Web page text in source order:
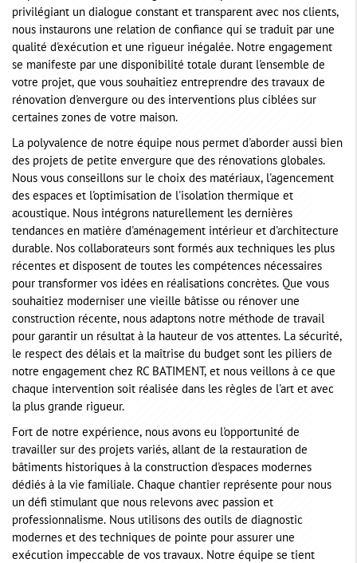
privilégiant un dialogue constant et transparent avec nos clients,
nous instaurons une relation de confiance qui se traduit par une
qualité d'exécution et une rigueur inégalée. Notre engagement
se manifeste par une disponibilité totale durant l'ensemble de
votre projet, que vous souhaitiez entreprendre des travaux de
rénovation d'envergure ou des interventions plus ciblées sur
certaines zones de votre maison.
La polyvalence de notre équipe nous permet d'aborder aussi bien
des projets de petite envergure que des rénovations globales.
Nous vous conseillons sur le choix des matériaux, l'agencement
des espaces et l'optimisation de l'isolation thermique et
acoustique. Nous intégrons naturellement les dernières
tendances en matière d'aménagement intérieur et d'architecture
durable. Nos collaborateurs sont formés aux techniques les plus
récentes et disposent de toutes les compétences nécessaires
pour transformer vos idées en réalisations concrètes. Que vous
souhaitiez moderniser une vieille bâtisse ou rénover une
construction récente, nous adaptons notre méthode de travail
pour garantir un résultat à la hauteur de vos attentes. La sécurité,
le respect des délais et la maîtrise du budget sont les piliers de
notre engagement chez RC BATIMENT, et nous veillons à ce que
chaque intervention soit réalisée dans les règles de l'art et avec
la plus grande rigueur.
Fort de notre expérience, nous avons eu l'opportunité de
travailler sur des projets variés, allant de la restauration de
bâtiments historiques à la construction d'espaces modernes
dédiés à la vie familiale. Chaque chantier représente pour nous
un défi stimulant que nous relevons avec passion et
professionnalisme. Nous utilisons des outils de diagnostic
modernes et des techniques de pointe pour assurer une
exécution impeccable de vos travaux. Notre équipe se tient